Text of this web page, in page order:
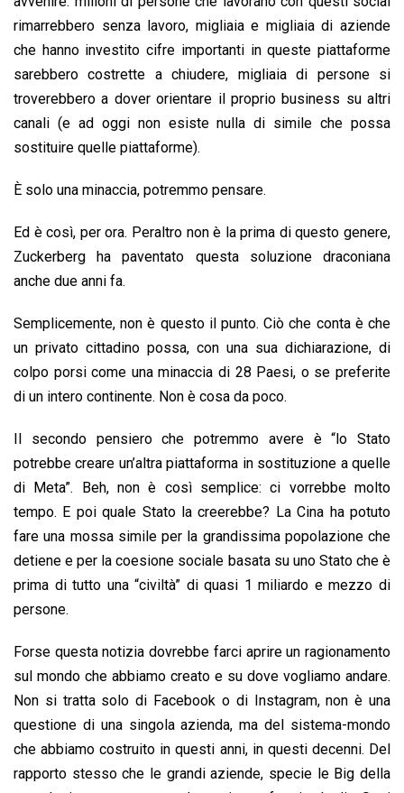
rimarrebbero senza lavoro, migliaia e migliaia di aziende
che hanno investito cifre importanti in queste piattaforme
sarebbero costrette a chiudere, migliaia di persone si
troverebbero a dover orientare il proprio business su altri
canali (e ad oggi non esiste nulla di simile che possa
sostituire quelle piattaforme).
È solo una minaccia, potremmo pensare.
Ed è così, per ora. Peraltro non è la prima di questo genere,
Zuckerberg ha paventato questa soluzione draconiana
anche due anni fa.
Semplicemente, non è questo il punto. Ciò che conta è che
un privato cittadino possa, con una sua dichiarazione, di
colpo porsi come una minaccia di 28 Paesi, o se preferite
di un intero continente. Non è cosa da poco.
Il secondo pensiero che potremmo avere è “lo Stato
potrebbe creare un’altra piattaforma in sostituzione a quelle
di Meta”. Beh, non è così semplice: ci vorrebbe molto
tempo. E poi quale Stato la creerebbe? La Cina ha potuto
fare una mossa simile per la grandissima popolazione che
detiene e per la coesione sociale basata su uno Stato che è
prima di tutto una “civiltà” di quasi 1 miliardo e mezzo di
persone.
Forse questa notizia dovrebbe farci aprire un ragionamento
sul mondo che abbiamo creato e su dove vogliamo andare.
Non si tratta solo di Facebook o di Instagram, non è una
questione di una singola azienda, ma del sistema-mondo
che abbiamo costruito in questi anni, in questi decenni. Del
rapporto stesso che le grandi aziende, specie le Big della